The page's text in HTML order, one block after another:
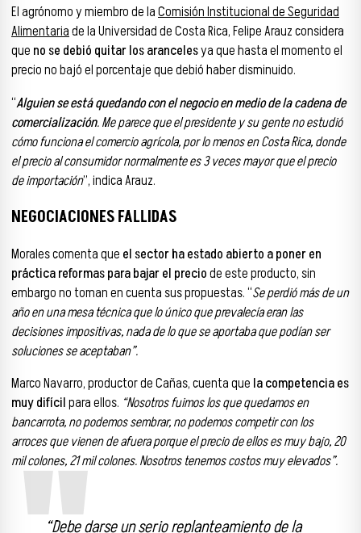
El agrónomo y miembro de laComisión Institucional de Seguridad
Alimentariade la Universidad de Costa Rica, Felipe Arauz considera
que no se debió quitar los arancelesya que hasta el momento el
precio no bajó el porcentaje que debió haber disminuido.
“Alguien se está quedando con el negocio en medio de la cadena de
comercialización. Me parece que el presidente y su gente no estudió
cómo funciona el comercio agrícola, por lo menos en Costa Rica, donde
el precio al consumidor normalmente es 3 veces mayor que el precio
de importación”, indica Arauz.
NEGOCIACIONES FALLIDAS
Morales comenta que el sector ha estado abierto a poner en
práctica reformas para bajar el preciode este producto, sin
embargo no toman en cuenta sus propuestas. “Se perdió más de un
año en una mesa técnica que lo único que prevalecía eran las
decisiones impositivas, nada de lo que se aportaba que podían ser
soluciones se aceptaban”.
Marco Navarro, productor de Cañas, cuenta que la competencia es
muy difícilpara ellos. “Nosotros fuimos los que quedamos en
bancarrota, no podemos sembrar, no podemos competir con los
arroces que vienen de afuera porque el precio de ellos es muy bajo, 20
mil colones, 21 mil colones. Nosotros tenemos costos muy elevados”.
“Debe darse un serio replanteamiento de la